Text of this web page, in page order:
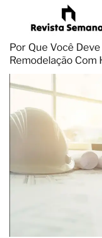
Por Que Você
Remodelação